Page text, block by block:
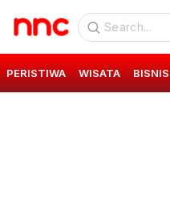
PERISTIWA WISATA BISNIS